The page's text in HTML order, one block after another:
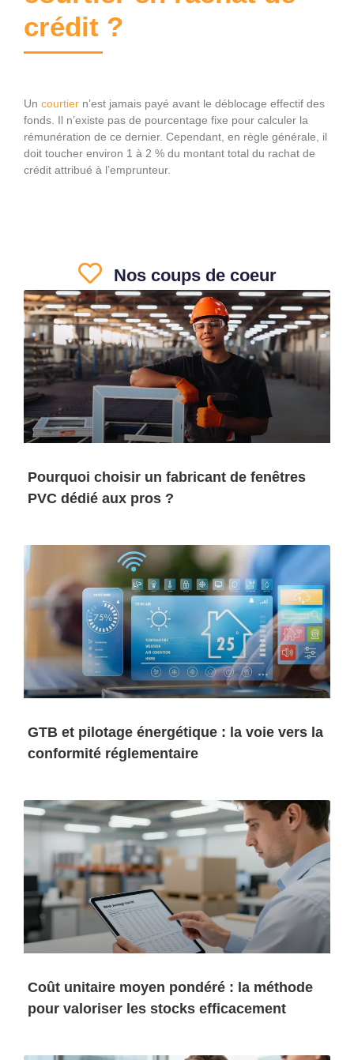
crédit ?
Un courtier n’est jamais payé avant le déblocage effectif des
fonds. Il n’existe pas de pourcentage fixe pour calculer la
rémunération de ce dernier. Cependant, en règle générale, il
doit toucher environ 1 à 2 % du montant total du rachat de
crédit attribué à l’emprunteur.
Nos coups de coeur
Pourquoi choisir un fabricant de fenêtres
PVC dédié aux pros ?
GTB et pilotage énergétique : la voie vers la
conformité réglementaire
Coût unitaire moyen pondéré : la méthode
pour valoriser les stocks efficacement